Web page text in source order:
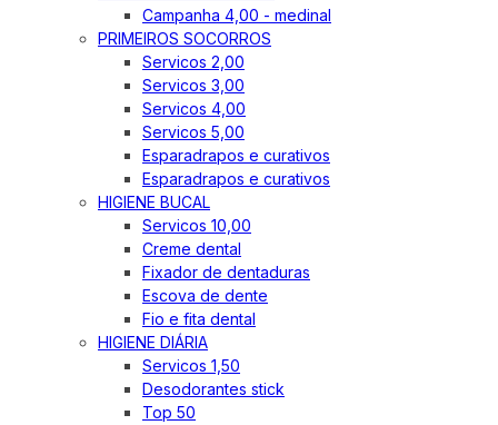
Campanha 4,00 - medinal
PRIMEIROS SOCORROS
Servicos 2,00
Servicos 3,00
Servicos 4,00
Servicos 5,00
Esparadrapos e curativos
Esparadrapos e curativos
HIGIENE BUCAL
Servicos 10,00
Creme dental
Fixador de dentaduras
Escova de dente
Fio e fita dental
HIGIENE DIÁRIA
Servicos 1,50
Desodorantes stick
Top 50